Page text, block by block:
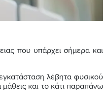
που υπάρχει σήμερα και
λέβητα φυσικού
μάθεις και το κάτι παραπάνω